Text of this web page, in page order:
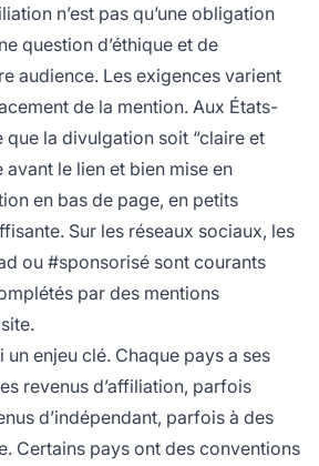
n’est pas qu’une obligation
question d’éthique et de
audience. Les exigences varient
de la mention. Aux États-
que la divulgation soit “claire et
avant le lien et bien mise en
en bas de page, en petits
Sur les réseaux sociaux, les
ou #sponsorisé sont courants
par des mentions
un enjeu clé. Chaque pays a ses
revenus d’affiliation, parfois
d’indépendant, parfois à des
Certains pays ont des conventions